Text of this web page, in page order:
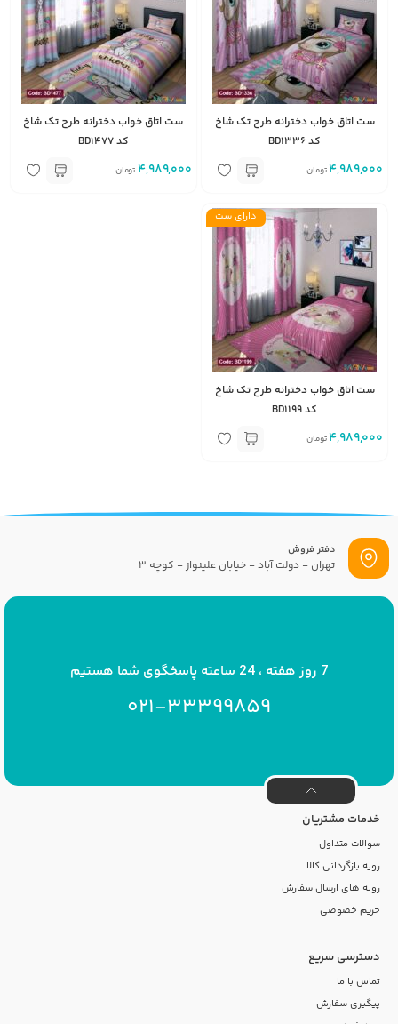
ست اتاق خواب دخترانه طرح تک شاخ
کد BD1336
4,989,000 تومان
ست اتاق خواب دخترانه طرح تک شاخ
کد BD1477
4,989,000 تومان
دارای ست
ست اتاق خواب دخترانه طرح تک شاخ
کد BD1199
4,989,000 تومان
دفتر فروش
تهران - دولت آباد - خیابان علینواز - کوچه 3
7 روز هفته ، 24 ساعته پاسخگوی شما هستیم
021-33399859
خدمات مشتریان
سوالات متداول
رویه بازگردانی کالا
رویه های ارسال سفارش
حریم خصوصی
دسترسی سریع
تماس با ما
پیگیری سفارش